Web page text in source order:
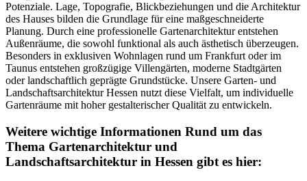
Potenziale. Lage, Topografie, Blickbeziehungen und die Architektur
des Hauses bilden die Grundlage für eine maßgeschneiderte
Planung. Durch eine professionelle Gartenarchitektur entstehen
Außenräume, die sowohl funktional als auch ästhetisch überzeugen.
Besonders in exklusiven Wohnlagen rund um Frankfurt oder im
Taunus entstehen großzügige Villengärten, moderne Stadtgärten
oder landschaftlich geprägte Grundstücke. Unsere Garten- und
Landschaftsarchitektur Hessen nutzt diese Vielfalt, um individuelle
Gartenräume mit hoher gestalterischer Qualität zu entwickeln.
Weitere wichtige Informationen Rund um das
Thema Gartenarchitektur und
Landschaftsarchitektur in Hessen gibt es hier: